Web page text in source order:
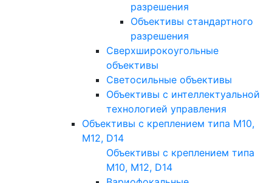
разрешения
Объективы стандартного
разрешения
Сверхширокоугольные
объективы
Светосильные объективы
Объективы с интеллектуальной
технологией управления
Объективы с креплением типа M10,
M12, D14
Объективы с креплением типа
M10, M12, D14